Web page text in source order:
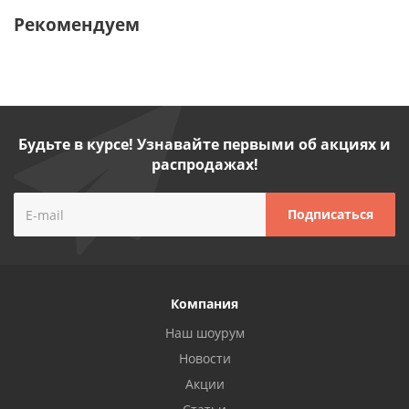
Рекомендуем
Будьте в курсе! Узнавайте первыми об акциях и
распродажах!
Компания
Наш шоурум
Новости
Акции